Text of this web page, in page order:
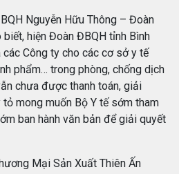
Nguyễn Hữu Thông – Đoàn
hiện Đoàn ĐBQH tỉnh Bình
Công ty cho các cơ sở y tế
phẩm… trong phòng, chống dịch
chưa được thanh toán, giải
mong muốn Bộ Y tế sớm tham
ban hành văn bản để giải quyết